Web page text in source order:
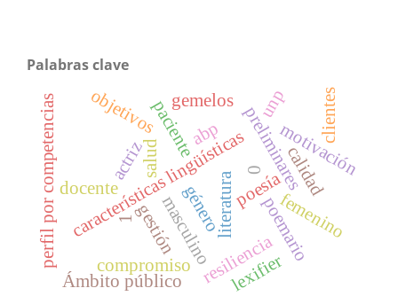
Palabras clave
preliminares
poesía
literatura poemario
características lingüísticas
género
actriz
masculino femenino
0 calidad
saludpaciente
gestión
abp
gemelos
resiliencia
1
motivación
compromiso
docente
unp clientes
objetivos
perfil por competencias
Ámbito público lexifier